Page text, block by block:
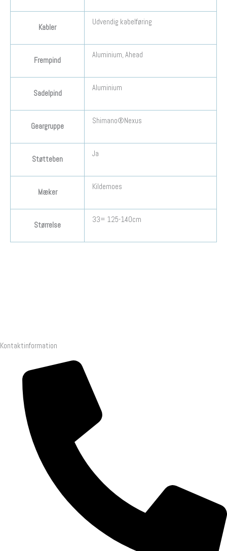
Kabler
Udvendig kabelføring
Frempind
Aluminium, Ahead
Sadelpind
Aluminium
Geargruppe
Shimano®Nexus
Støtteben
Ja
Mæker
Kildemoes
Størrelse
33= 125-140cm
Kontaktinformation